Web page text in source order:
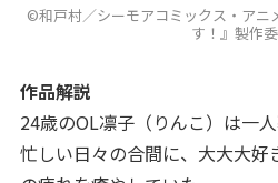
©和戸村／シーモアコミックス・アニ
す！』製作
作品解説
24歳のOL凛子（りんこ）は一
忙しい日々の合間に、大大大好